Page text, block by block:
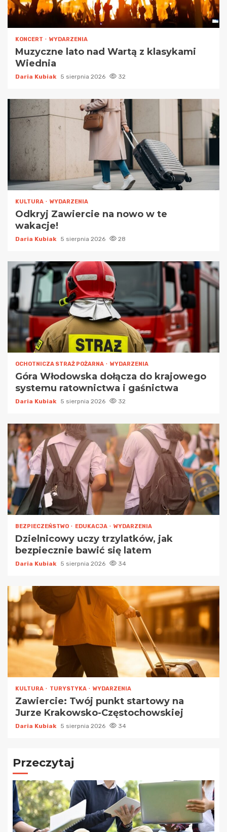
KONCERT WYDARZENIA
Muzyczne lato nad Wartą z klasykami
Wiednia
Daria Kubiak 5 sierpnia 2026 32
KULTURA WYDARZENIA
Odkryj Zawiercie na nowo w te
wakacje!
Daria Kubiak 5 sierpnia 2026 28
OCHOTNICZA STRAŻ POŻARNA WYDARZENIA
Góra Włodowska dołącza do krajowego
systemu ratownictwa i gaśnictwa
Daria Kubiak 5 sierpnia 2026 32
BEZPIECZEŃSTWO EDUKACJA WYDARZENIA
Dzielnicowy uczy trzylatków, jak
bezpiecznie bawić się latem
Daria Kubiak 5 sierpnia 2026 34
KULTURA TURYSTYKA WYDARZENIA
Zawiercie: Twój punkt startowy na
Jurze Krakowsko-Częstochowskiej
Daria Kubiak 5 sierpnia 2026 34
Przeczytaj